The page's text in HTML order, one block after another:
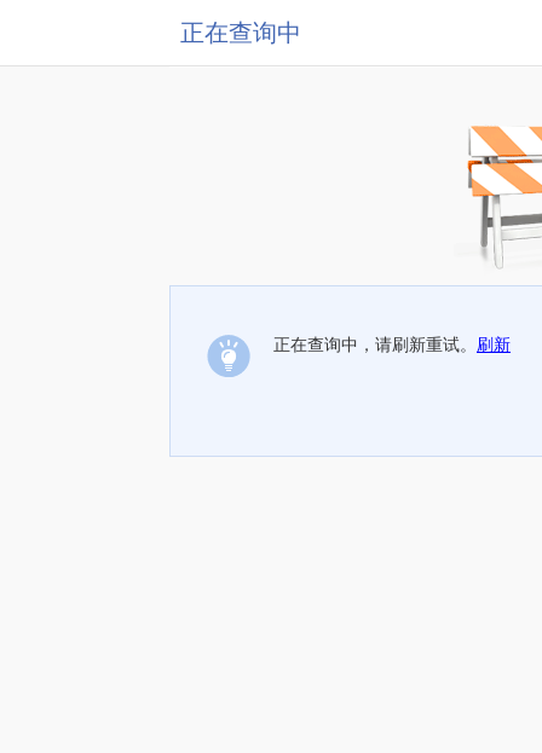
正在查询中
正在查询中，请刷新重试。 刷新